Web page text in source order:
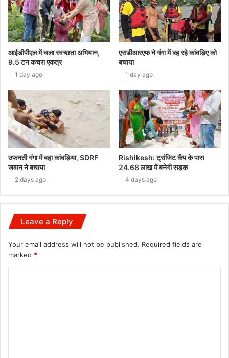
आईडीपीएल में चला स्वच्छता अभियान,
9.5 टन कचरा एकत्र
1 day ago
एसडीआरएफ ने गंगा में बह रहे कांवड़िए को
बचाया
1 day ago
उफनती गंगा में बहा कांवड़िया, SDRF
जवान ने बचाया
2 days ago
Rishikesh: ट्रांजिट कैंप के पास
24.68 लाख में बनेगी सड़क
4 days ago
Leave a Reply
Your email address will not be published. Required fields are
marked *